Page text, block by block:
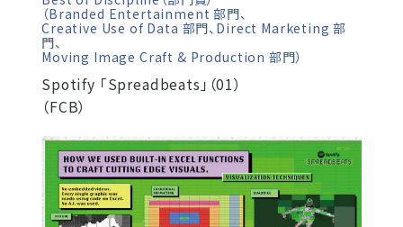
（Branded Entertainment 部門、
Creative Use of Data 部門、Direct Marketing 部
門、
Moving Image Craft & Production 部門）
Spotify ｢Spreadbeats」（01）
（FCB）